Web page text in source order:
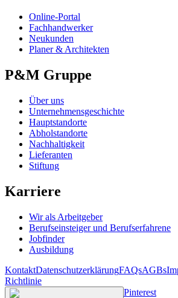
Online-Portal
Fachhandwerker
Neukunden
Planer & Architekten
P&M Gruppe
Über uns
Unternehmensgeschichte
Hauptstandorte
Abholstandorte
Nachhaltigkeit
Lieferanten
Stiftung
Karriere
Wir als Arbeitgeber
Berufseinsteiger und Berufserfahrene
Jobfinder
Ausbildung
KontaktDatenschutzerklärungFAQsAGBs
Richtlinie
Pinterest